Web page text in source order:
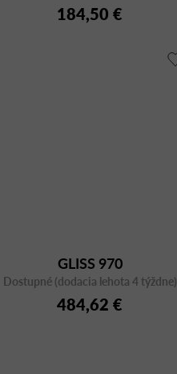
184,50 €
GLISS 970
Dostupné (dodacia lehota 4 týždne)
484,62 €